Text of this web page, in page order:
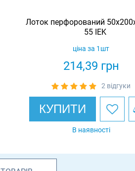
Лоток перфорований
55 IEK
214,39 грн
ціна за 1шт
2 відгуки
КУПИТИ
В наявності